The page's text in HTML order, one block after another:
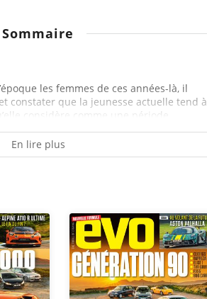
Sommaire
les femmes de ces années-là, il
constater que la jeunesse actuelle tend à
considère comme une période...
En lire plus